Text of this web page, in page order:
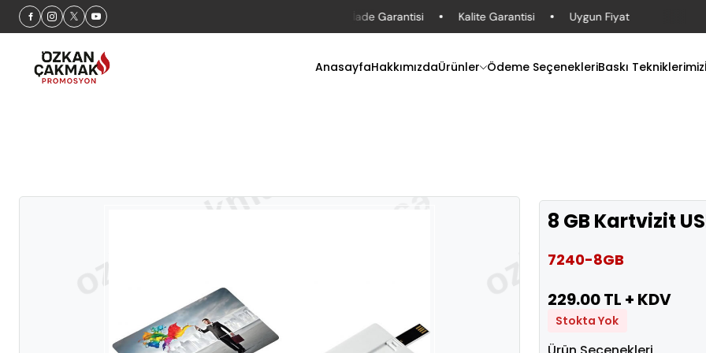
60 Gün İade Garantisi Kalite Garantisi Uygun Fiyat
AnasayfaHakkımızdaÜrünler Ödeme SeçenekleriBaskı Tekniklerimiz
8 GB Kartvizit
7240-8GB
229.00 TL + KDV
Stokta Yok